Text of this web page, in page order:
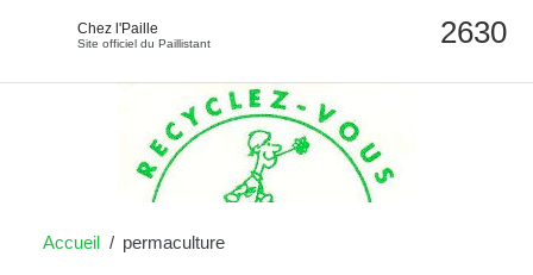
Chez l'Paille
Site officiel du Paillistant
Accueil permaculture